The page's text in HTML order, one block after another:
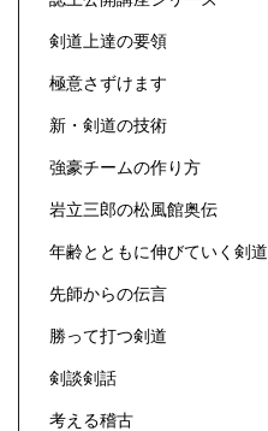
剣道上達の要領
極意さずけます
新・剣道の技術
強豪チームの作り方
岩立三郎の松風館奥伝
年齢とともに伸びていく剣道
先師からの伝言
勝って打つ剣道
剣談剣話
考える稽古